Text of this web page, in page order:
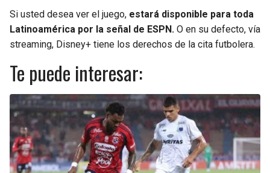
Si usted desea ver el juego, estará disponible para toda
Latinoamérica por la señal de ESPN. O en su defecto, vía
streaming, Disney+ tiene los derechos de la cita futbolera.
Te puede interesar: